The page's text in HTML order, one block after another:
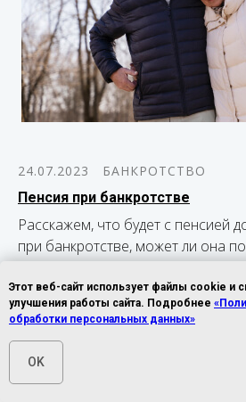
24.07.2023
БАНКРОТСТВО
Пенсия при банкротстве
Расскажем, что будет с пенсией
при банкротстве, может ли она
долгов перед кредиторами в
Этот веб-сайт использует файлы cookie и
улучшения работы сайта. Подробнее
обработки персональных данных»
OK